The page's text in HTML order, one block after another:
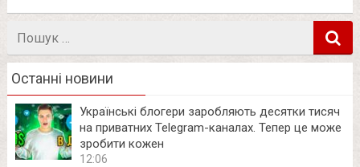
Останні новини
Українські блогери заробляють десятки тисяч
на приватних Telegram-каналах. Тепер це може
зробити кожен
12:06